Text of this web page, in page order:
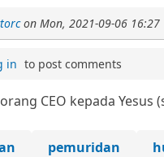
on Mon, 2021-09-06 16:27
in to post comments
CEO kepada
pemuridan